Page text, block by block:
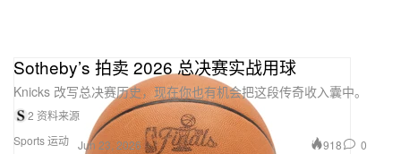
Sports 运动
Sotheby’s 拍卖 2026 总决赛实战用球
Knicks 改写总决赛历史，现在你也有机会把这段传奇收入囊中。
2 资料来源
Jun 23, 2026
918 0